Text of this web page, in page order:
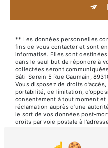
** Les données personnelles
fins de vous contacter et sont
informatisé. Elles sont
dans le seul but de répondre à
collectées seront
Bâti-Serein 5 Rue Gaumain,
Vous disposez de droits
portabilité, de limitation,
consentement à tout moment et
réclamation auprès d’une
le sort de vos données post-
droits par voie postale à
par courrier électronique à
justificatif d'identité pourra
vos données pendant la